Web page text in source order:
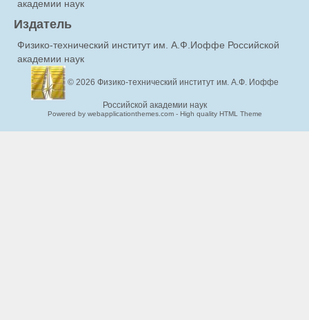
академии наук
Издатель
Физико-технический институт им. А.Ф.Иоффе Российской
академии наук
© 2026 Физико-технический институт им. А.Ф. Иоффе
Российской академии наук
Powered by webapplicationthemes.com - High quality HTML Theme